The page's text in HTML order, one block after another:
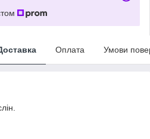
Оплата Умови